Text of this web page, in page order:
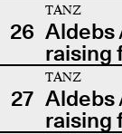
26
TANZ
Aldebs
raising
27
TANZ
Aldebs
raising